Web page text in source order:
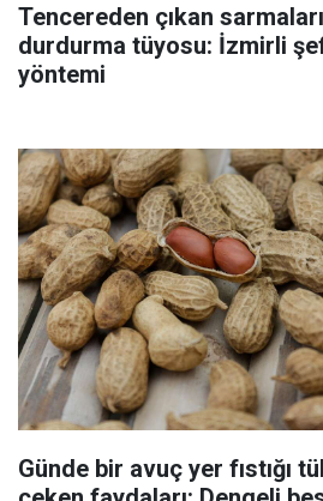
Tencereden çıkan
durdurma tüyosu: İzmirli
yöntemi
Günde bir avuç yer fıstığı